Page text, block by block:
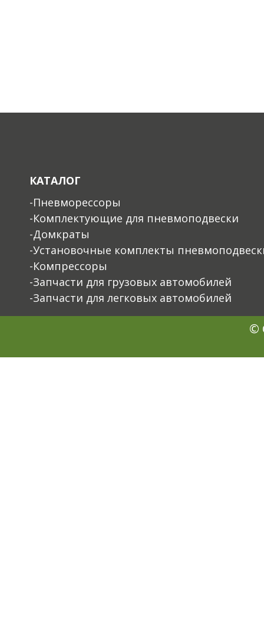
КАТАЛОГ
-Пневморессоры
-Комплектующие для пневмоподвески
-Домкраты
-Установочные комплекты
-Компрессоры
-Запчасти для грузовых автомобилей
-Запчасти для легковых автомобилей
©